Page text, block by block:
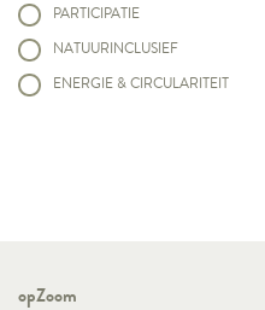
PARTICIPATIE
NATUURINCLUSIEF
ENERGIE & CIRCULARITEIT
opZoom